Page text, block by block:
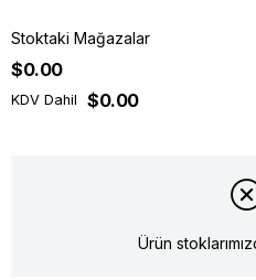
Stoktaki Mağazalar
$0.00
KDV Dahil $0.00
Ürün